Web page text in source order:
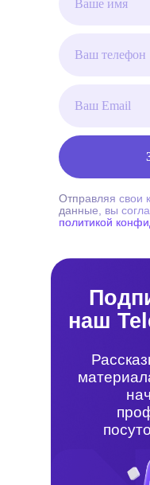
Отправляя свои
данные, вы
политикой
наш